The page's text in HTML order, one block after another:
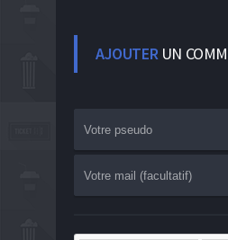
AJOUTERUN